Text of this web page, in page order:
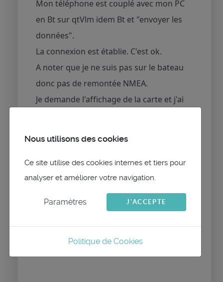
Mon téléphone est couplé avec mon PC
en Bt sur qtVlm idem Bt et "envoyer les
données".
La connexion est établie. C'est ok.
A noter que je ne suis pas sur le bateau
donc pas de remontée NMEA.
Je demande l'affichage de la carte et j'ai
Qu'en est-il?
Encore merci Philippe pour tes retours
Nous utilisons des cookies
Ce site utilise des cookies internes et tiers pour
analyser et améliorer votre navigation.
Paramètres J'ACCEPTE
Politique de Cookies